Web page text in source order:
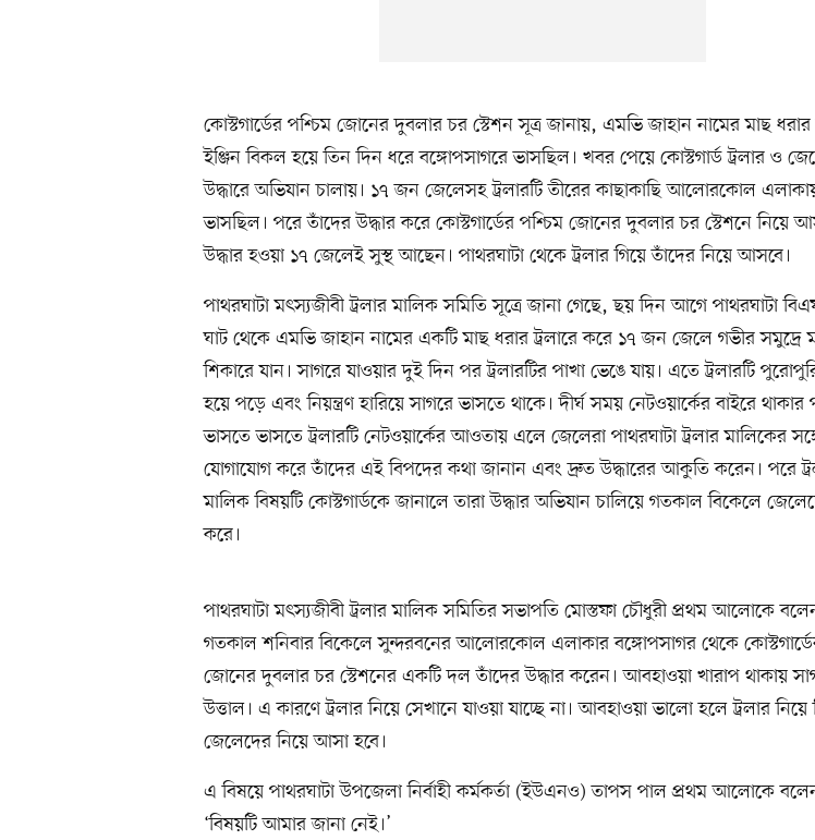
কোস্টগার্ডের পশ্চিম জোনের দুবলার চর স্টেশন সূত্র জানায়, এমভি জাহান নামের মাছ ধরার
ইঞ্জিন বিকল হয়ে তিন দিন ধরে বঙ্গোপসাগরে ভাসছিল। খবর পেয়ে কোস্টগার্ড ট্রলার ও
উদ্ধারে অভিযান চালায়। ১৭ জন জেলেসহ ট্রলারটি তীরের কাছাকাছি আলোরকোল
ভাসছিল। পরে তাঁদের উদ্ধার করে কোস্টগার্ডের পশ্চিম জোনের দুবলার চর স্টেশনে নিয়ে
উদ্ধার হওয়া ১৭ জেলেই সুস্থ আছেন। পাথরঘাটা থেকে ট্রলার গিয়ে তাঁদের নিয়ে আসবে।
পাথরঘাটা মৎস্যজীবী ট্রলার মালিক সমিতি সূত্রে জানা গেছে, ছয় দিন আগে পাথরঘাটা
ঘাট থেকে এমভি জাহান নামের একটি মাছ ধরার ট্রলারে করে ১৭ জন জেলে গভীর সমুদ্রে
শিকারে যান। সাগরে যাওয়ার দুই দিন পর ট্রলারটির পাখা ভেঙে যায়। এতে ট্রলারটি
হয়ে পড়ে এবং নিয়ন্ত্রণ হারিয়ে সাগরে ভাসতে থাকে। দীর্ঘ সময় নেটওয়ার্কের বাইরে থাকার
ভাসতে ভাসতে ট্রলারটি নেটওয়ার্কের আওতায় এলে জেলেরা পাথরঘাটা ট্রলার মালিকের
যোগাযোগ করে তাঁদের এই বিপদের কথা জানান এবং দ্রুত উদ্ধারের আকুতি করেন। পরে
মালিক বিষয়টি কোস্টগার্ডকে জানালে তারা উদ্ধার অভিযান চালিয়ে গতকাল বিকেলে
করে।
পাথরঘাটা মৎস্যজীবী ট্রলার মালিক সমিতির সভাপতি মোস্তফা চৌধুরী প্রথম আলোকে
গতকাল শনিবার বিকেলে সুন্দরবনের আলোরকোল এলাকার বঙ্গোপসাগর থেকে
জোনের দুবলার চর স্টেশনের একটি দল তাঁদের উদ্ধার করেন। আবহাওয়া খারাপ থাকায়
উত্তাল। এ কারণে ট্রলার নিয়ে সেখানে যাওয়া যাচ্ছে না। আবহাওয়া ভালো হলে ট্রলার নিয়ে
জেলেদের নিয়ে আসা হবে।
এ বিষয়ে পাথরঘাটা উপজেলা নির্বাহী কর্মকর্তা (ইউএনও) তাপস পাল প্রথম আলোকে
‘বিষয়টি আমার জানা নেই।’